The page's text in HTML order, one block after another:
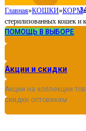
Главная»КОШКИ»КОРМ»
стерилизованных кошек и
ПОМОЩЬ В ВЫБОРЕ
Акции и скидки
Акции на коллекции
скидки оптовикам